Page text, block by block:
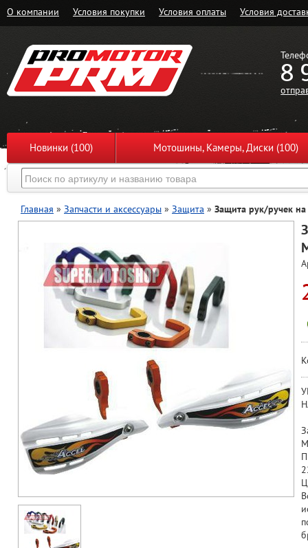
О компании Условия покупки Условия оплаты Условия
8
Новинки (100) Мотошины, Камеры, Диски (100)
Главная » Запчасти и аксессуары » Защита » Защита рук/ручек